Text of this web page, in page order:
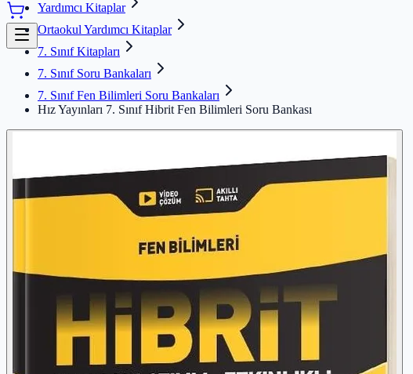
Yardımcı Kitaplar
Ortaokul Yardımcı Kitaplar
7. Sınıf Kitapları
7. Sınıf Soru Bankaları
7. Sınıf Fen Bilimleri Soru Bankaları
Hız Yayınları 7. Sınıf Hibrit Fen Bilimleri Soru Bankası